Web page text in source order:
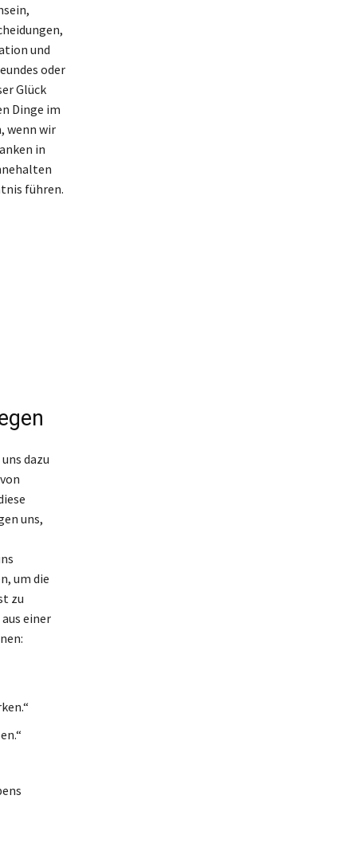
und
oder
Glück
Dinge im
wenn wir
in
führen.
dazu
uns,
um die
zu
einer